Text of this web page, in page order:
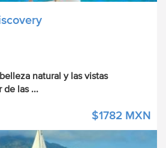
natural y las vistas
de las ...
$1782 MXN